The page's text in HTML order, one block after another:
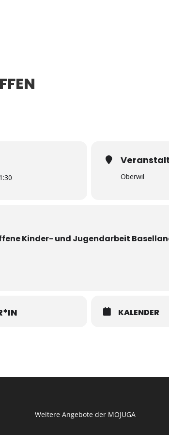
Oberwil
Kinder- und Jugendarbeit
KALENDER
Weitere Angebote der MOJUGA